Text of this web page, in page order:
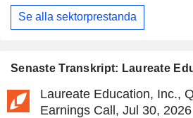
Senaste Transkript: Laureate
Laureate Education, Inc.,
Earnings Call, Jul 30, 2026
Se alla sektorprestanda